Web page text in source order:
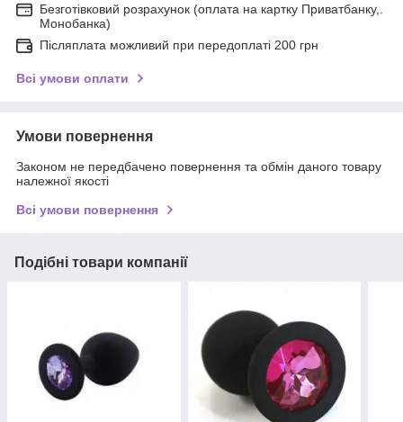
Безготівковий розрахунок (оплата на картку Приватбанку,.
Монобанка)
Післяплата можливий при передоплаті 200 грн
Всі умови оплати
Умови повернення
Законом не передбачено повернення та обмін даного товару
належної якості
Всі умови повернення
Подібні товари компанії